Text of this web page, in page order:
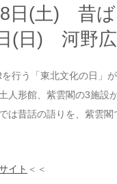
日(土) 昔ば
(日) 河野
行う「東北文化の日」
人形館、紫雲閣の3施設
は昔話の語りを、紫雲
イト ＜＜